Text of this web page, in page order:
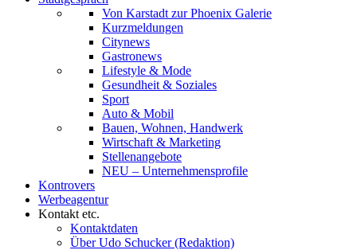
Von Karstadt zur Phoenix Galerie
Kurzmeldungen
Citynews
Gastronews
Lifestyle & Mode
Gesundheit & Soziales
Sport
Auto & Mobil
Bauen, Wohnen, Handwerk
Wirtschaft & Marketing
Stellenangebote
NEU – Unternehmens­profile
Kontrovers
Werbeagentur
Kontakt etc.
Kontaktdaten
Über Udo Schucker (Redaktion)